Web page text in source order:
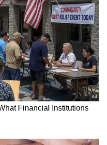
కోసం ఏసియానెట్ తెలుగు
గా ఎంచుకోండి